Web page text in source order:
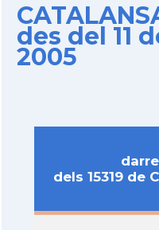
des del 11
2005
dels 15319 de